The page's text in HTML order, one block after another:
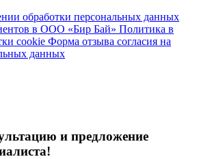
обработки персональных данных
в ООО «Бир Бай» Политика в
cookie Форма отзыва согласия на
данных
и предложение